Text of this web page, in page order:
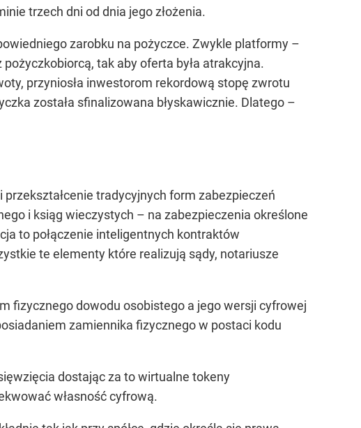
trzech dni od dnia jego złożenia.
zarobku na pożyczce. Zwykle platformy –
tak aby oferta była atrakcyjna.
przyniosła inwestorom rekordową stopę zwrotu
została sfinalizowana błyskawicznie. Dlatego –
tradycyjnych form zabezpieczeń
i ksiąg wieczystych – na zabezpieczenia określone
to połączenie inteligentnych kontraktów
te elementy które realizują sądy, notariusze
fizycznego dowodu osobistego a jego wersji cyfrowej
zamiennika fizycznego w postaci kodu
dostając za to wirtualne tokeny
własność cyfrową.